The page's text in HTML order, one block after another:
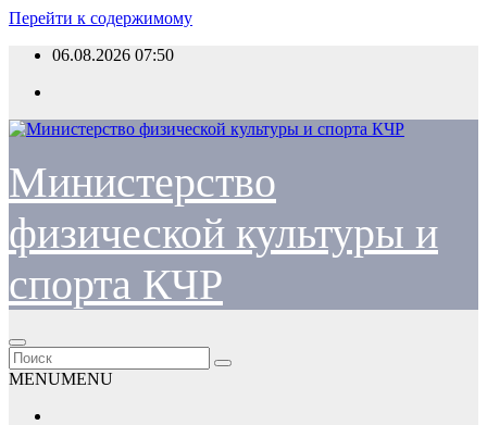
Перейти к содержимому
06.08.2026 07:50
Министерство
физической культуры и
спорта КЧР
MENUMENU